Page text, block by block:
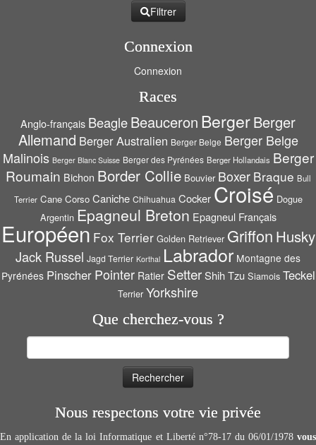
Filtrer
Connexion
Connexion
Races
Anglo-français BeagleBeauceron BergerBerger
Allemand Berger Australien Berger Belge Berger Belge
Malinois Berger Blanc Suisse Berger des Pyrénées Berger Hollandais Berger
Roumain Bichon Border Collie Bouvier Boxer Braque Bull
Terrier Cane Corso Caniche Chihuahua Cocker Croisé Dogue
Argentin Epagneul Breton Epagneul Français
Européen Fox Terrier Golden Retriever Griffon Husky
Jack Russel Jagd Terrier Korthal Labrador Montagne des
Pyrénées Pinscher Pointer Ratier Setter Shih Tzu Siamois Teckel
Terrier Yorkshire
Que cherchez-vous ?
Nous respectons votre vie privée
En application de la loi Informatique et Liberté n°78-17 du 06/01/1978 vous